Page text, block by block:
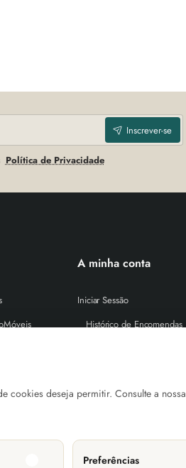
Inscrever-se
Política de Privacidade
A minha conta
Iniciar Sessão
Histórico de Encomendas
Devoluções
cookies deseja permitir. Consulte a nossa
Preferências